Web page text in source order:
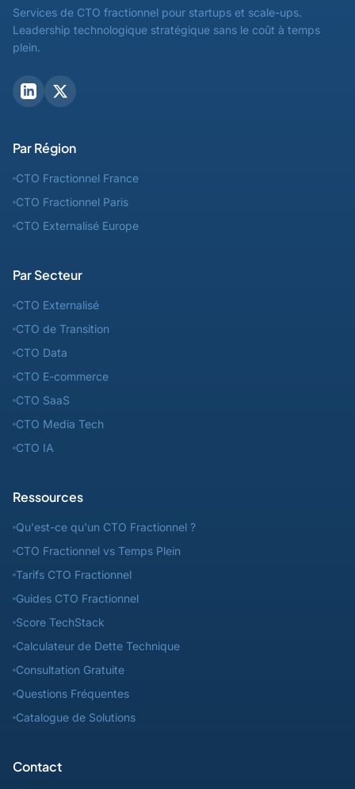
Services de CTO fractionnel pour startups et scale-ups.
Leadership technologique stratégique sans le coût à temps
plein.
Par Région
CTO Fractionnel France
CTO Fractionnel Paris
CTO Externalisé Europe
Par Secteur
CTO Externalisé
CTO de Transition
CTO Data
CTO E-commerce
CTO SaaS
CTO Media Tech
CTO IA
Ressources
Qu'est-ce qu'un CTO Fractionnel ?
CTO Fractionnel vs Temps Plein
Tarifs CTO Fractionnel
Guides CTO Fractionnel
Score TechStack
Calculateur de Dette Technique
Consultation Gratuite
Questions Fréquentes
Catalogue de Solutions
Contact